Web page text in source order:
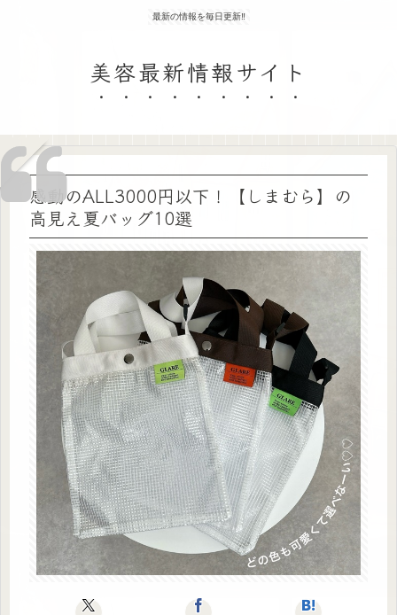
最新の情報を毎日更新‼
美容最新情報サイト
感動のALL3000円以下！【しまむら】の
高見え夏バッグ10選